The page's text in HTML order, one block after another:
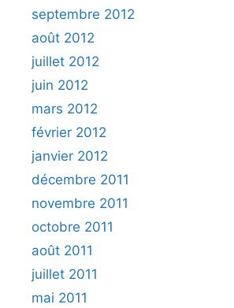
septembre 2012
août 2012
juillet 2012
juin 2012
mars 2012
février 2012
janvier 2012
décembre 2011
novembre 2011
octobre 2011
août 2011
juillet 2011
mai 2011